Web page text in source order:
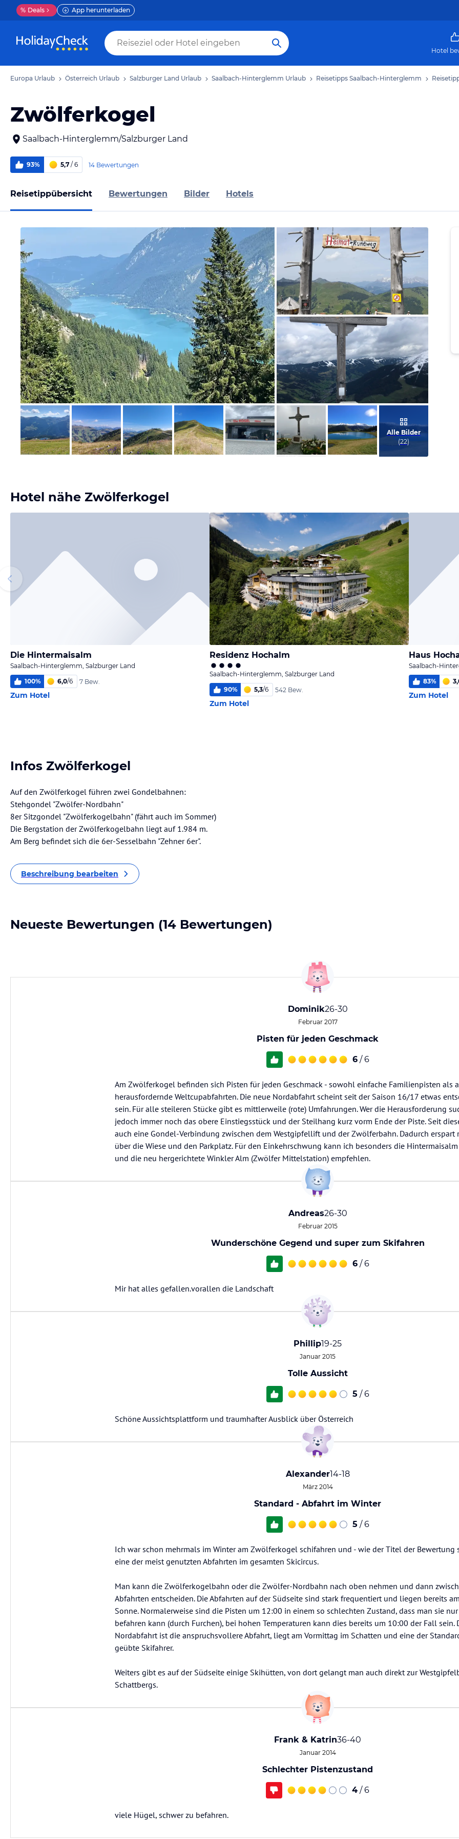
% Deals App herunterladen
Hotel
Europa Urlaub Österreich Urlaub Salzburger Land Urlaub Saalbach-Hinterglemm Urlaub Reisetipps Saalbach-Hinterglemm
Zwölferkogel
Saalbach-Hinterglemm/Salzburger Land
93% 5,7 / 6 14 Bewertungen
Reisetippübersicht Bewertungen Bilder Hotels
Bild melden
von Uta
Bild melden
von Natascha
Bild melden
von Claudia
Bild
Alle Bilder
(22)
Hotel nähe Zwölferkogel
Die Hintermaisalm
Saalbach-Hinterglemm, Salzburger Land
100% 6,0/6 7 Bew.
Zum Hotel
Residenz Hochalm
Saalbach-Hinterglemm, Salzburger Land
90% 5,3/6 542 Bew.
Zum Hotel
Haus
Saalbach-
83%
Zum Hotel
Infos Zwölferkogel
Auf den Zwölferkogel führen zwei Gondelbahnen:
Stehgondel "Zwölfer-Nordbahn"
8er Sitzgondel "Zwölferkogelbahn" (fährt auch im Sommer)
Die Bergstation der Zwölferkogelbahn liegt auf 1.984 m.
Am Berg befindet sich die 6er-Sesselbahn "Zehner 6er".
Beschreibung bearbeiten
Neueste Bewertungen (14 Bewertungen)
Dominik26-30
Februar 2017
Pisten für jeden Geschmack
6 / 6
Am Zwölferkogel befinden sich Pisten für jeden Geschmack - sowohl einfache Familienpisten als
herausfordernde Weltcupabfahrten. Die neue Nordabfahrt scheint seit der Saison 16/17 etwas
sein. Für alle steileren Stücke gibt es mittlerweile (rote) Umfahrungen. Wer die Herausforderung
jedoch immer noch das obere Einstiegsstück und der Steilhang kurz vorm Ende der Piste. Seit
auch eine Gondel-Verbindung zwischen dem Westgipfellift und der Zwölferbahn. Dadurch erspart
über die Wiese und den Parkplatz. Für den Einkehrschwung kann ich besonders die
und die neu hergerichtete Winkler Alm (Zwölfer Mittelstation) empfehlen.
Andreas26-30
Februar 2015
Wunderschöne Gegend und super zum Skifahren
6 / 6
Mir hat alles gefallen.vorallen die Landschaft
Phillip19-25
Januar 2015
Tolle Aussicht
5 / 6
Schöne Aussichtsplattform und traumhafter Ausblick über Österreich
Alexander14-18
März 2014
Standard - Abfahrt im Winter
5 / 6
Ich war schon mehrmals im Winter am Zwölferkogel schifahren und - wie der Titel der Bewertung
eine der meist genutzten Abfahrten im gesamten Skicircus.
Man kann die Zwölferkogelbahn oder die Zwölfer-Nordbahn nach oben nehmen und dann
Abfahrten entscheiden. Die Abfahrten auf der Südseite sind stark frequentiert und liegen bereits
Sonne. Normalerweise sind die Pisten um 12:00 in einem so schlechten Zustand, dass man sie
befahren kann (durch Furchen), bei hohen Temperaturen kann dies bereits um 10:00 der Fall sein.
Nordabfahrt ist die anspruchsvollere Abfahrt, liegt am Vormittag im Schatten und eine der
geübte Skifahrer.
Weiters gibt es auf der Südseite einige Skihütten, von dort gelangt man auch direkt zur
Schattbergs.
Frank & Katrin36-40
Januar 2014
Schlechter Pistenzustand
4 / 6
viele Hügel, schwer zu befahren.